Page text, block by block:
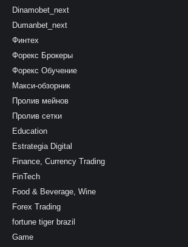
Dinamobet_next
Dumanbet_next
Финтех
Форекс Брокеры
Форекс Обучение
Макси-обзорник
Пролив мейнов
Пролив сетки
Education
Estrategia Digital
Finance, Currency Trading
FinTech
Food & Beverage, Wine
Forex Trading
fortune tiger brazil
Game